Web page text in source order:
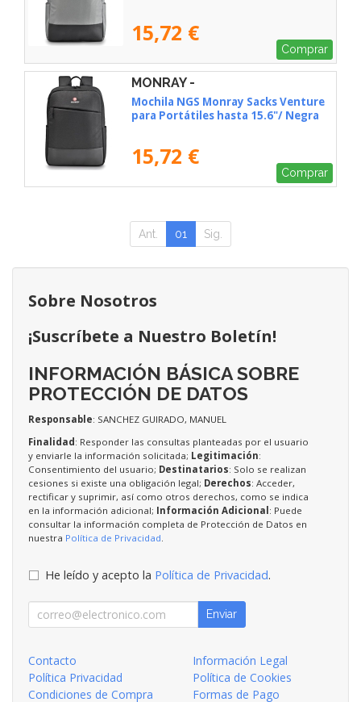
15,72 €
Comprar
MONRAY -
SACKSVENTUREBLACK
Mochila NGS Monray Sacks Venture
para Portátiles hasta 15.6"/ Negra
15,72 €
Comprar
Ant. 01 Sig.
Sobre Nosotros
¡Suscríbete a Nuestro Boletín!
INFORMACIÓN BÁSICA SOBRE
PROTECCIÓN DE DATOS
Responsable: SANCHEZ GUIRADO, MANUEL
Finalidad : Responder las consultas planteadas por el usuario
y enviarle la información solicitada; Legitimación:
Consentimiento del usuario; Destinatarios: Solo se realizan
cesiones si existe una obligación legal; Derechos: Acceder,
rectificar y suprimir, así como otros derechos, como se indica
en la información adicional; Información Adicional : Puede
consultar la información completa de Protección de Datos en
nuestra Política de Privacidad.
He leído y acepto la Política de Privacidad.
Enviar
Contacto
Información Legal
Política Privacidad
Política de Cookies
Condiciones de Compra
Formas de Pago